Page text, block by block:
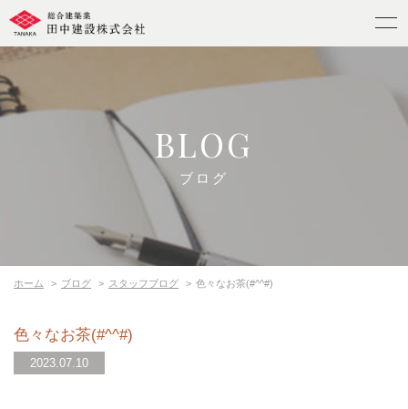
BLOG
ブログ
ホーム ブログ スタッフブログ 色々なお茶(#^^#)
色々なお茶(#^^#)
2023.07.10